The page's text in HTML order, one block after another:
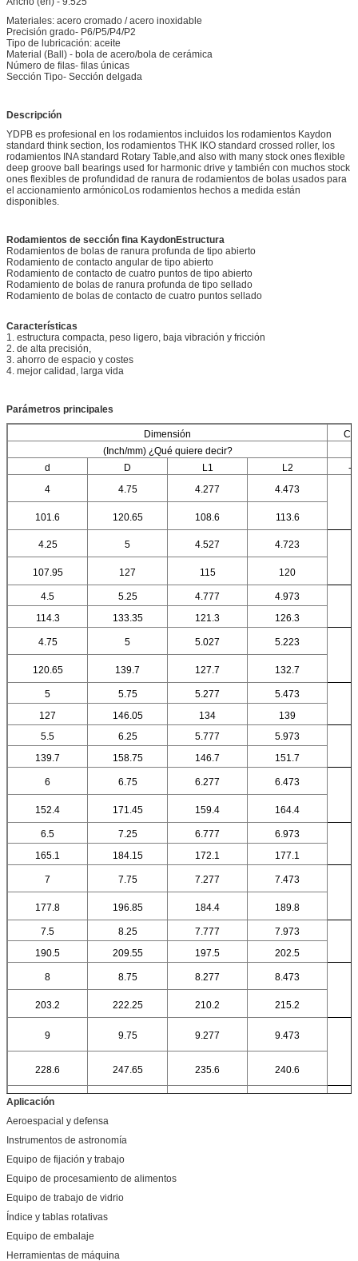
Materiales: acero cromado / acero inoxidable
Precisión grado- P6/P5/P4/P2
Tipo de lubricación: aceite
Material (Ball) - bola de acero/bola de cerámica
Número de filas- filas únicas
Sección Tipo- Sección delgada
Descripción
YDPB es profesional en los rodamientos incluidos los rodamientos Kaydon
standard think section, los rodamientos THK IKO standard crossed roller, los
rodamientos INA standard Rotary Table,and also with many stock ones flexible
deep groove ball bearings used for harmonic drive y también con muchos stock
ones flexibles de profundidad de ranura de rodamientos de bolas usados para
el accionamiento armónicoLos rodamientos hechos a medida están
disponibles.
Rodamientos de sección fina KaydonEstructura
Rodamientos de bolas de ranura profunda de tipo abierto
Rodamiento de contacto angular de tipo abierto
Rodamiento de contacto de cuatro puntos de tipo abierto
Rodamiento de bolas de ranura profunda de tipo sellado
Rodamiento de bolas de contacto de cuatro puntos sellado
Características
1. estructura compacta, peso ligero, baja vibración y fricción
2. de alta precisión,
3. ahorro de espacio y costes
4. mejor calidad, larga vida
Parámetros principales
Dimensión
(Inch/mm) ¿Qué quiere decir?
d
D L1 L2
-
4
4.75 4.277
4.473
101.6
120.65 108.6 113.6
4.25 5 4.527
4.723
107.95
127 115 120
4.5 5.25 4.777
4.973
114.3
133.35 121.3 126.3
4.75 5 5.027
5.223
120.65
139.7 127.7 132.7
5 5.75 5.277
5.473
127
146.05 134
139
5.5
6.25 5.777
5.973
139.7
158.75 146.7 151.7
6 6.75 6.277
6.473
152.4
171.45 159.4 164.4
6.5 7.25 6.777
6.973
165.1
184.15 172.1 177.1
7 7.75 7.277
7.473
177.8
196.85 184.4 189.8
7.5 8.25 7.777
7.973
190.5
209.55 197.5 202.5
8 8.75 8.277
8.473
203.2
222.25 210.2 215.2
9 9.75 9.277
9.473
228.6
247.65 235.6 240.6
10
254
273.05
11 11.75
279.4
Aplicación
Aeroespacial y defensa
Instrumentos de astronomía
Equipo de fijación y trabajo
Equipo de procesamiento de alimentos
Equipo de trabajo de vidrio
Índice y tablas rotativas
Equipo de embalaje
Herramientas de máquina